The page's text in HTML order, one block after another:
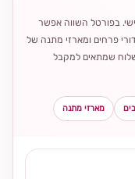
בפורטל השווה אפשר
פרחים ומארזי מתנה של
שמתאים למקבל
מארזי מתנה